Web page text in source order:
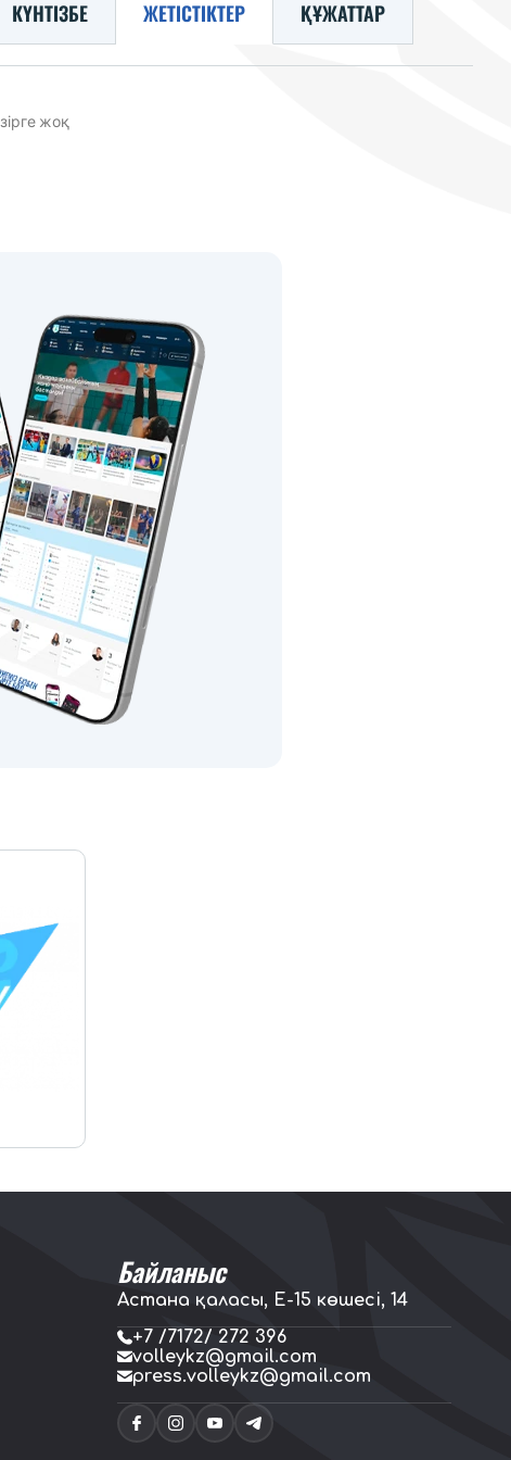
КҮНТІЗБЕ ЖЕТІСТІКТЕР ҚҰЖАТТАР
жоқ
Байланыс
Астана қаласы, E-15 көшесі, 14
+7 /7172/ 272 396
volleykz@gmail.com
press.volleykz@gmail.com